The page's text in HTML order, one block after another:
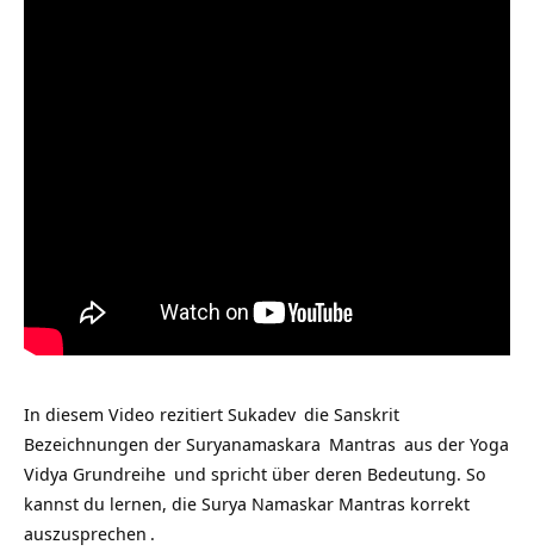
In diesem Video rezitiert Sukadev die Sanskrit
Bezeichnungen der Suryanamaskara Mantras aus der Yoga
Vidya Grundreihe und spricht über deren Bedeutung. So
kannst du lernen, die Surya Namaskar Mantras korrekt
auszusprechen .